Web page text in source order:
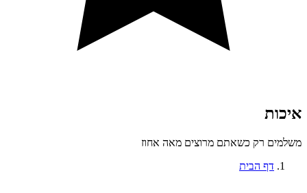
איכות
משלמים רק כשאתם מרוצים מאה אחוז
דף הבית